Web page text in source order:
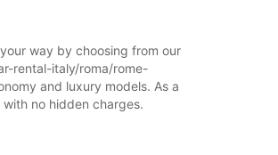
way by choosing from our
rental-italy/roma/rome-
and luxury models. As a
no hidden charges.